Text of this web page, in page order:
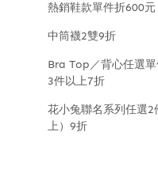
熱銷鞋款單件折600元
中筒襪2雙9折
Bra Top／背心任選
3件以上7折
花小兔聯名系列任選2
上）9折